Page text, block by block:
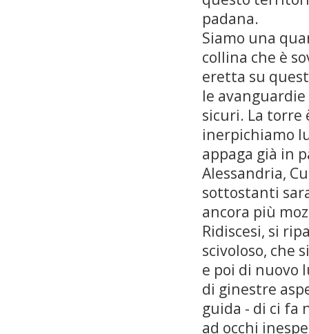
padana.
Siamo una
collina che è
eretta su
le
sicuri. La torre
inerpichiamo
appaga già in
Alessandria,
sottostanti
ancora più
Ridiscesi, si
scivoloso, che
e poi di nuovo
di ginestre
guida - di ci fa
ad occhi